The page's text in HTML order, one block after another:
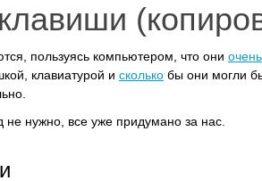
пользуясь компьютером, что они очень
клавиатурой и сколько бы они могли
не нужно, все уже придумано за нас.